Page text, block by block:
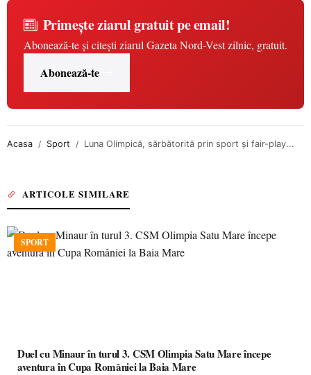
Primește ziarul gratuit pe email!
Abonează-te și citești ziarul Gazeta Nord-Vest zilnic, gratuit.
Abonează-te
Acasa Sport Luna Olimpică, sărbătorită prin sport și fair-play...
ARTICOLE SIMILARE
SPORT
Duel cu Minaur în turul 3. CSM Olimpia Satu Mare începe
aventura în Cupa României la Baia Mare